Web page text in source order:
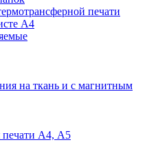
печати
А4
на ткань и с магнитным
печати А4, А5